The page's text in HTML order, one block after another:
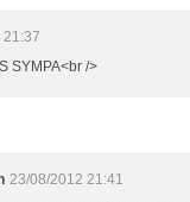
SYMPA<br />
23/08/2012 21:41